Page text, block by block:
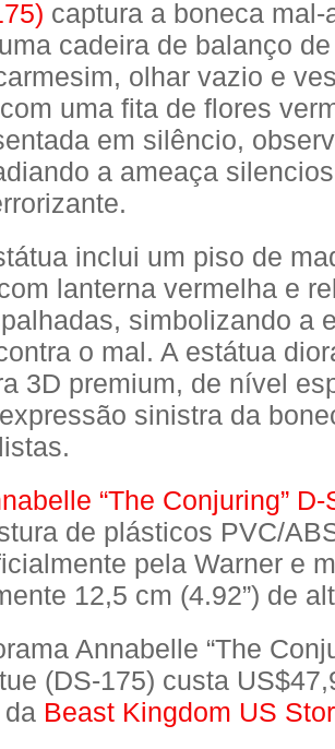
captura a boneca mal-
cadeira de balanço
olhar vazio e
uma fita de flores
em silêncio,
a ameaça
inclui um piso de
lanterna vermelha e
simbolizando a
o mal. A estátua
3D premium, de nível
sinistra da
“The Conjuring” D-
de plásticos PVC/
pela Warner e
12,5 cm (4.92”) de
Annabelle “The
(DS-175) custa
Beast Kingdom US